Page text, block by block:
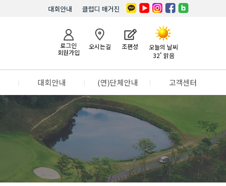
클럽디 매거진
대회안내
로그인
회원가입
오시는길 조편성
오늘의 날씨
32˚ 맑음
대회안내 (연)단체안내 고객센터